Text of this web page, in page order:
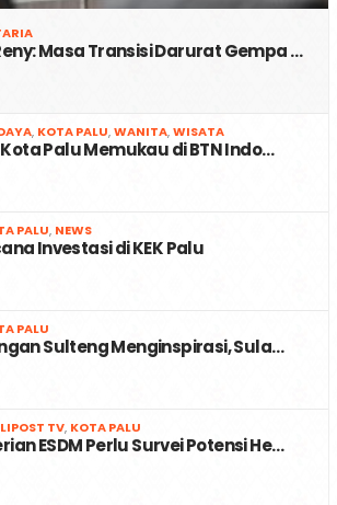
Masa Transisi Darurat Gempa …
, KOTA PALU,WANITA,WISATA
Palu Memukau di BTN Indo…
PALU, NEWS
Investasi di KEK Palu
PALU
Sulteng Menginspirasi, Sula…
TV, KOTA PALU
ESDM Perlu Survei Potensi He…